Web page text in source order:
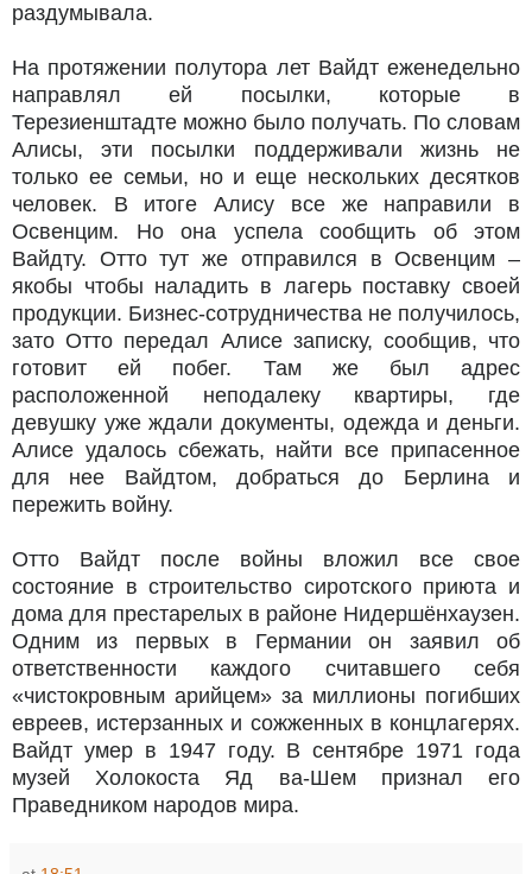
раздумывала.
На протяжении полутора лет Вайдт еженедельно
направлял ей посылки, которые в
Терезиенштадте можно было получать. По словам
Алисы, эти посылки поддерживали жизнь не
только ее семьи, но и еще нескольких десятков
человек. В итоге Алису все же направили в
Освенцим. Но она успела сообщить об этом
Вайдту. Отто тут же отправился в Освенцим –
якобы чтобы наладить в лагерь поставку своей
продукции. Бизнес-сотрудничества не получилось,
зато Отто передал Алисе записку, сообщив, что
готовит ей побег. Там же был адрес
расположенной неподалеку квартиры, где
девушку уже ждали документы, одежда и деньги.
Алисе удалось сбежать, найти все припасенное
для нее Вайдтом, добраться до Берлина и
пережить войну.
Отто Вайдт после войны вложил все свое
состояние в строительство сиротского приюта и
дома для престарелых в районе Нидершёнхаузен.
Одним из первых в Германии он заявил об
ответственности каждого считавшего себя
«чистокровным арийцем» за миллионы погибших
евреев, истерзанных и сожженных в концлагерях.
Вайдт умер в 1947 году. В сентябре 1971 года
музей Холокоста Яд ва-Шем признал его
Праведником народов мира.